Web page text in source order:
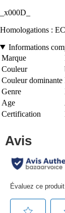
_x000D_
Homologations :
Informations
Marque
Couleur
Couleur dominante
Genre
Age
Certification